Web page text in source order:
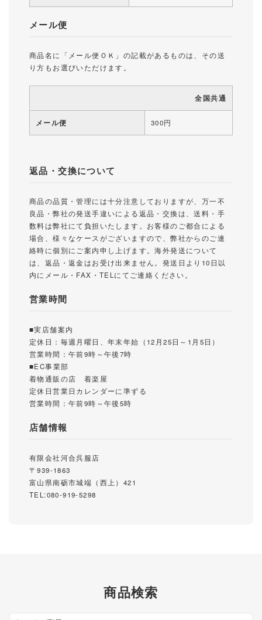
商品検索
メール便
商品名に「メール便ＯＫ」の記載があるものは、その送
り方もお選びいただけます。
全国共通
メール便 300円
返品・交換について
商品の品質・管理には十分注意しておりますが、万一不
良品・弊社の発送手違いによる返品・交換は、送料・手
数料は弊社にて負担いたします。お客様のご都合による
場合、様々なケースがございますので、弊社からのご連
絡時に個別にご案内申し上げます。海外発送について
は、返品・返金はお受け出来ません。発送日より10日以
内にメール・FAX・TELにてご連絡ください。
営業時間
■実店舗案内
定休日：毎週月曜日、年末年始（12月25日～1月5日）
営業時間：午前9時～午後7時
■EC事業部
着物通販の店 着楽屋
定休日営業日カレンダーに準ずる
営業時間：午前9時～午後5時
店舗情報
有限会社河合呉服店
〒939-1863
富山県南砺市城端（西上）421
TEL:080-919-5298